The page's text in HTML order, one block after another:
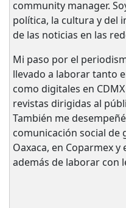
community manager.
política, la cultura y del
de las noticias en las
Mi paso por el
llevado a laborar tanto
como digitales en
revistas dirigidas al
También me
comunicación social de
Oaxaca, en Coparmex
además de laborar con